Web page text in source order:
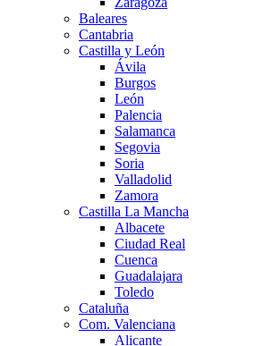
Baleares
Cantabria
Castilla y León
Ávila
Burgos
León
Palencia
Salamanca
Segovia
Soria
Valladolid
Zamora
Castilla La Mancha
Albacete
Ciudad Real
Cuenca
Guadalajara
Toledo
Cataluña
Com. Valenciana
Alicante